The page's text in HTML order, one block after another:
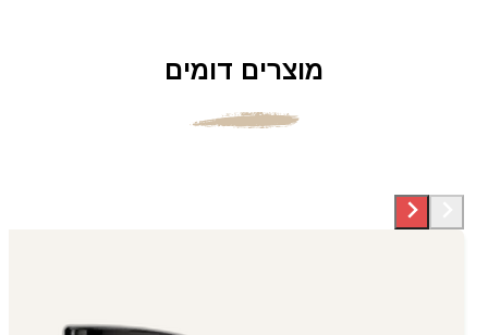
מוצרים דומים